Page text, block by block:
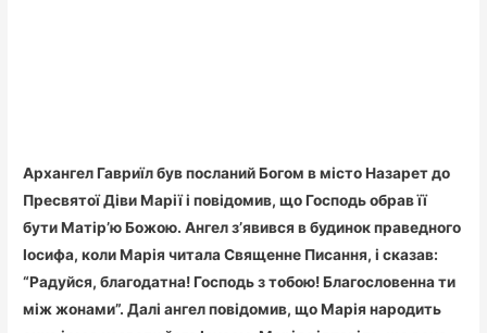
Архангел Гавриїл був посланий Богом в місто Назарет до
Пресвятої Діви Марії і повідомив, що Господь обрав її
бути Матір’ю Божою. Ангел з’явився в будинок праведного
Іосифа, коли Марія читала Священне Писання, і сказав:
“Радуйся, благодатна! Господь з тобою! Благословенна ти
між жонами”. Далі ангел повідомив, що Марія народить